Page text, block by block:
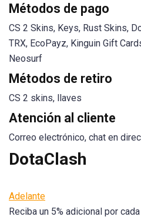
Métodos de pago
CS 2 Skins, Keys, Rust Skins,
TRX, EcoPayz, Kinguin Gift
Neosurf
Métodos de retiro
CS 2 skins, llaves
Atención al cliente
Correo electrónico, chat en
DotaClash
Adelante
Reciba un 5% adicional por